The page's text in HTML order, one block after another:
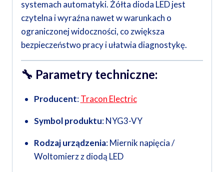
systemach automatyki. Żółta dioda LED jest
czytelna i wyraźna nawet w warunkach o
ograniczonej widoczności, co zwiększa
bezpieczeństwo pracy i ułatwia diagnostykę.
🔧 Parametry techniczne:
Producent:Tracon Electric
Symbol produktu: NYG3-VY
Rodzaj urządzenia: Miernik napięcia /
Woltomierz z diodą LED